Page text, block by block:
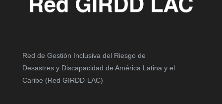
Red de Gestión Inclusiva del Riesgo de
Desastres y Discapacidad de América Latina y el
Caribe (Red GIRDD-LAC)